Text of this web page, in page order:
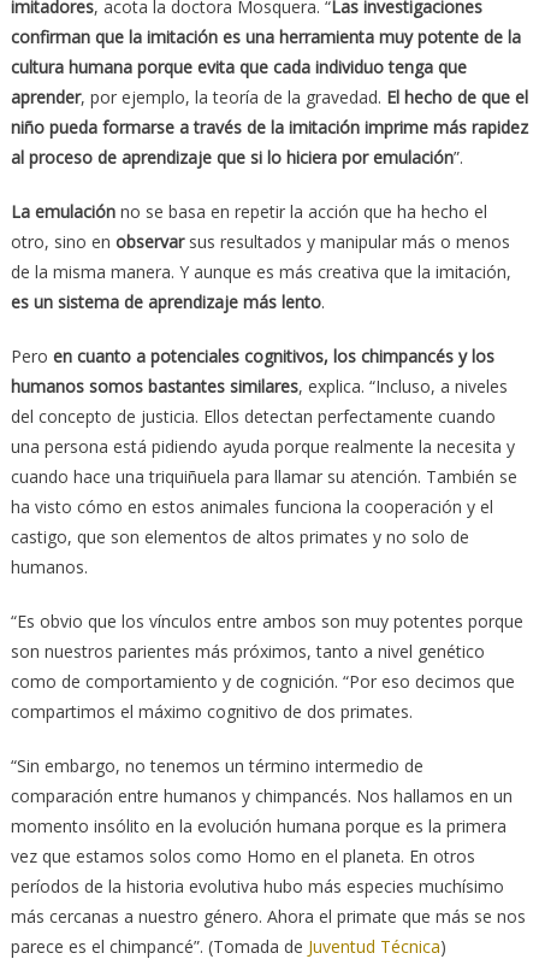
imitadores, acota la doctora Mosquera. “Las investigaciones
confirman que la imitación es una herramienta muy potente de la
cultura humana porque evita que cada individuo tenga que
aprender, por ejemplo, la teoría de la gravedad. El hecho de que el
niño pueda formarse a través de la imitación imprime más rapidez
al proceso de aprendizaje que si lo hiciera por emulación”.
La emulaciónno se basa en repetir la acción que ha hecho el
otro, sino en observarsus resultados y manipular más o menos
de la misma manera. Y aunque es más creativa que la imitación,
es un sistema de aprendizaje más lento.
Pero en cuanto a potenciales cognitivos, los chimpancés y los
humanos somos bastantes similares, explica. “Incluso, a niveles
del concepto de justicia. Ellos detectan perfectamente cuando
una persona está pidiendo ayuda porque realmente la necesita y
cuando hace una triquiñuela para llamar su atención. También se
ha visto cómo en estos animales funciona la cooperación y el
castigo, que son elementos de altos primates y no solo de
humanos.
“Es obvio que los vínculos entre ambos son muy potentes porque
son nuestros parientes más próximos, tanto a nivel genético
como de comportamiento y de cognición. “Por eso decimos que
compartimos el máximo cognitivo de dos primates.
“Sin embargo, no tenemos un término intermedio de
comparación entre humanos y chimpancés. Nos hallamos en un
momento insólito en la evolución humana porque es la primera
vez que estamos solos como Homo en el planeta. En otros
períodos de la historia evolutiva hubo más especies muchísimo
más cercanas a nuestro género. Ahora el primate que más se nos
parece es el chimpancé”. (Tomada de Juventud Técnica)